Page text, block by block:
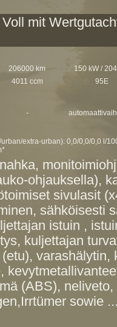
mit
206000 km 150 kW /
4011 ccm 95E
-
extra-urban): 0,0/0,0/0,0 l/
ohjauksella),
sivulasit
sähköisesti
istuin ,
kuljettajan
varashälytin,
(ABS),
sowie